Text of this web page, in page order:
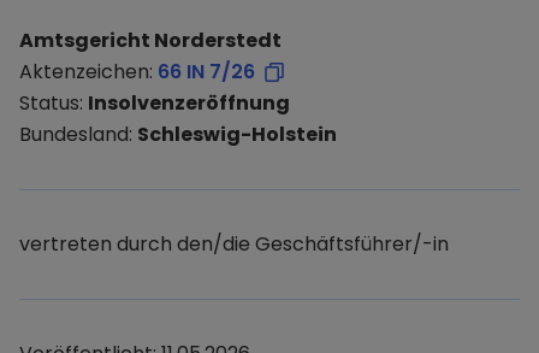
Amtsgericht Norderstedt
Aktenzeichen: 66 IN 7/26
Status: Insolvenzeröffnung
Bundesland: Schleswig-Holstein
vertreten durch den/die Geschäftsführer/-in